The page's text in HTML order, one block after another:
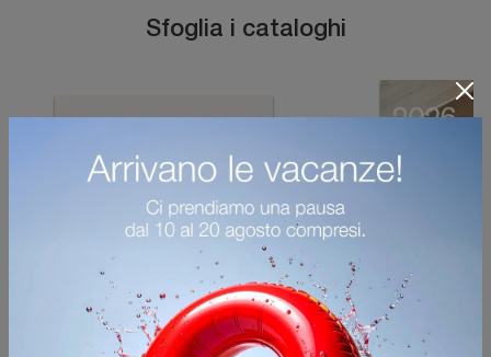
Sfoglia i cataloghi